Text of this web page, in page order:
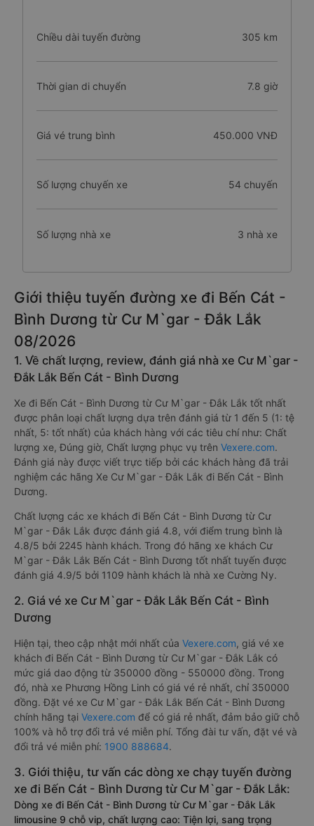
Chiều dài tuyến đường 305 km
Thời gian di chuyển 7.8 giờ
Giá vé trung bình 450.000 VNĐ
Số lượng chuyến xe 54 chuyến
Số lượng nhà xe 3 nhà xe
Giới thiệu tuyến đường xe đi Bến Cát -
Bình Dương từ Cư M`gar - Đắk Lắk
08/2026
1. Về chất lượng, review, đánh giá nhà xe Cư M`gar -
Đắk Lắk Bến Cát - Bình Dương
Xe đi Bến Cát - Bình Dương từ Cư M`gar - Đắk Lắk tốt nhất
được phân loại chất lượng dựa trên đánh giá từ 1 đến 5 (1: tệ
nhất, 5: tốt nhất) của khách hàng với các tiêu chí như: Chất
lượng xe, Đúng giờ, Chất lượng phục vụ trên Vexere.com.
Đánh giá này được viết trực tiếp bởi các khách hàng đã trải
nghiệm các hãng Xe Cư M`gar - Đắk Lắk đi Bến Cát - Bình
Dương.
Chất lượng các xe khách đi Bến Cát - Bình Dương từ Cư
M`gar - Đắk Lắk được đánh giá 4.8, với điểm trung bình là
4.8/5 bởi 2245 hành khách. Trong đó hãng xe khách Cư
M`gar - Đắk Lắk Bến Cát - Bình Dương tốt nhất tuyến được
đánh giá 4.9/5 bởi 1109 hành khách là nhà xe Cường Ny.
2. Giá vé xe Cư M`gar - Đắk Lắk Bến Cát - Bình
Dương
Hiện tại, theo cập nhật mới nhất của Vexere.com, giá vé xe
khách đi Bến Cát - Bình Dương từ Cư M`gar - Đắk Lắk có
mức giá dao động từ 350000 đồng - 550000 đồng. Trong
đó, nhà xe Phương Hồng Linh có giá vé rẻ nhất, chỉ 350000
đồng. Đặt vé xe Cư M`gar - Đắk Lắk Bến Cát - Bình Dương
chính hãng tại Vexere.com để có giá rẻ nhất, đảm bảo giữ chỗ
100% và hỗ trợ đổi trả vé miễn phí. Tổng đài tư vấn, đặt vé và
đổi trả vé miễn phí: 1900 888684.
3. Giới thiệu, tư vấn các dòng xe chạy tuyến đường
xe đi Bến Cát - Bình Dương từ Cư M`gar - Đắk Lắk:
Dòng xe đi Bến Cát - Bình Dương từ Cư M`gar - Đắk Lắk
limousine 9 chỗ vip, chất lượng cao: Tiện lợi, sang trọng